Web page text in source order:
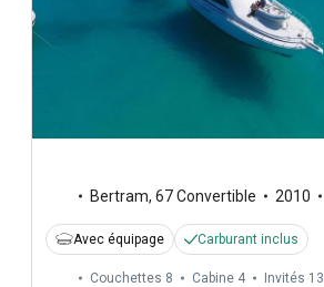
Bertram, 67 Convertible 2010
Avec équipage Carburant inclus
Couchettes 8 Cabine 4 Invités 13